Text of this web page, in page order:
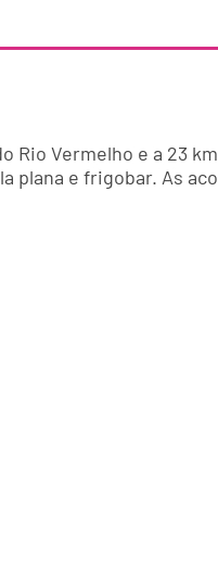
Rio Vermelho e a 23
plana e frigobar. As